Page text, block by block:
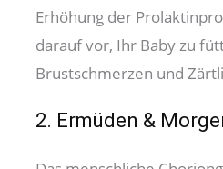
Erhöhung der
darauf vor, Ihr Baby zu
Brustschmerzen und
2. Ermüden &